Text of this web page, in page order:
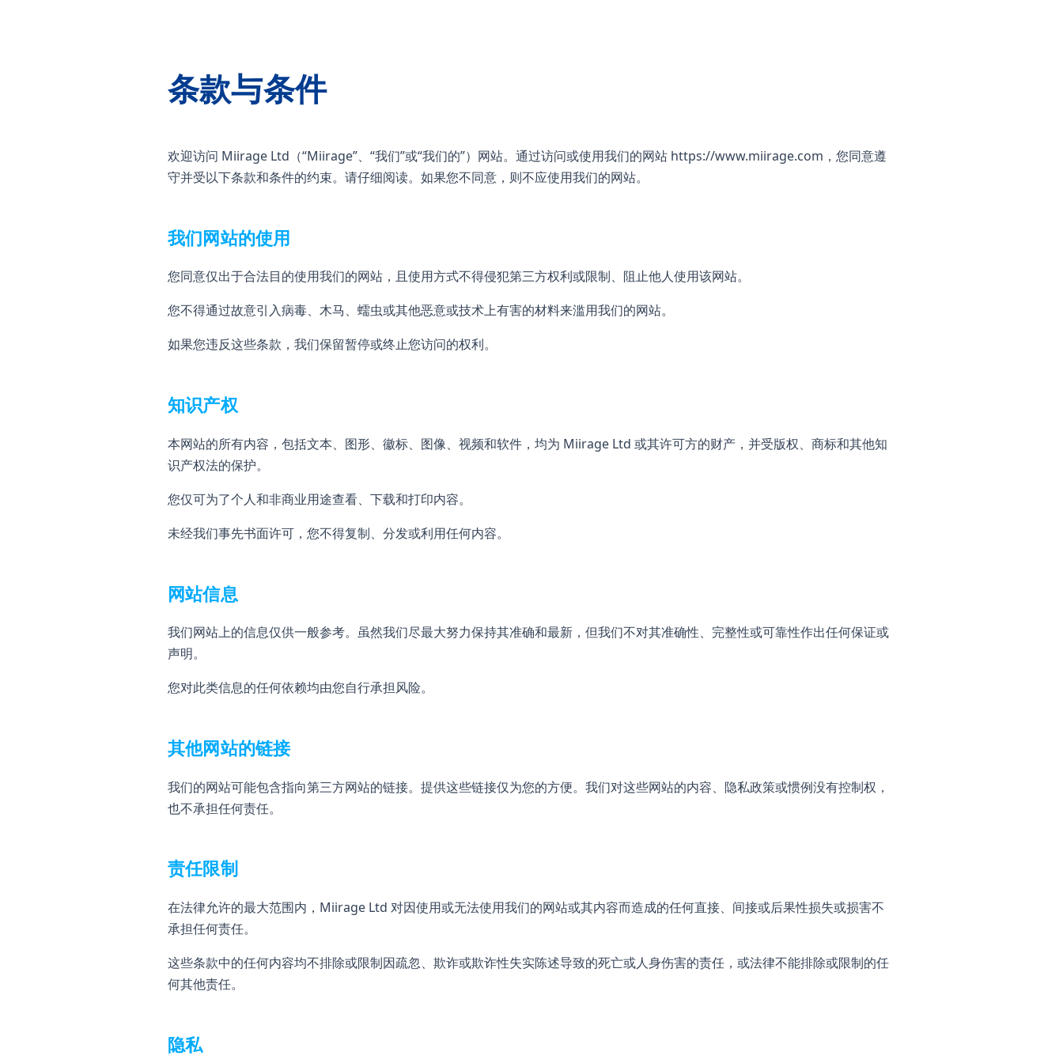
条款与条件
欢迎访问 Miirage Ltd（“Miirage”、“我们”或“我们的”）网站。通过访问或使用我们的网站 https://www.miirage.com ，您同意遵
守并受以下条款和条件的约束。请仔细阅读。如果您不同意，则不应使用我们的网站。
我们网站的使用
您同意仅出于合法目的使用我们的网站，且使用方式不得侵犯第三方权利或限制、阻止他人使用该网站。
您不得通过故意引入病毒、木马、蠕虫或其他恶意或技术上有害的材料来滥用我们的网站。
如果您违反这些条款，我们保留暂停或终止您访问的权利。
知识产权
本网站的所有内容，包括文本、图形、徽标、图像、视频和软件，均为 Miirage Ltd 或其许可方的财产，并受版权、商标和其他知
识产权法的保护。
您仅可为了个人和非商业用途查看、下载和打印内容。
未经我们事先书面许可，您不得复制、分发或利用任何内容。
网站信息
我们网站上的信息仅供一般参考。虽然我们尽最大努力保持其准确和最新，但我们不对其准确性、完整性或可靠性作出任何保证或
声明。
您对此类信息的任何依赖均由您自行承担风险。
其他网站的链接
我们的网站可能包含指向第三方网站的链接。提供这些链接仅为您的方便。我们对这些网站的内容、隐私政策或惯例没有控制权，
也不承担任何责任。
责任限制
在法律允许的最大范围内，Miirage Ltd 对因使用或无法使用我们的网站或其内容而造成的任何直接、间接或后果性损失或损害不
承担任何责任。
这些条款中的任何内容均不排除或限制因疏忽、欺诈或欺诈性失实陈述导致的死亡或人身伤害的责任，或法律不能排除或限制的任
何其他责任。
隐私